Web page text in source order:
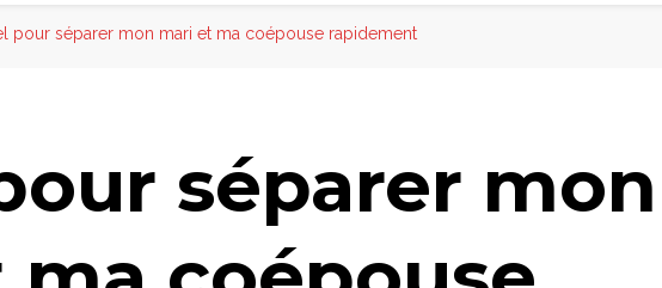
pour séparer mon mari et ma coépouse rapidement
séparer mon